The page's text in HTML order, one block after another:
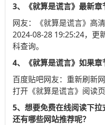
3、《就算是谎言》最新章
网友：《就算是谎言》高
2024-08-28 19:25:24，更
科查询。
4、《就算是谎言》如果章
百度贴吧网友：重新刷新
打开《就算是谎言》阅读
5、想要免费在线阅读下拉
还有哪些网站推荐呢？